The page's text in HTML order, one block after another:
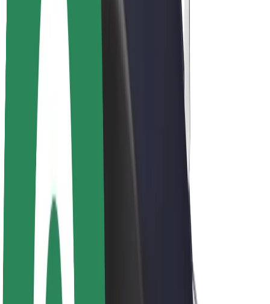
Trabajá con nosotros
Acerca de Bolt
Sostenibilidad en Bolt
Project Zero
Blog
Sala de prensa
Directrices de la marca
Misión
Relación con inversores
Liderazgo
Marca
Medios
Fondo Urbano
Seguridad